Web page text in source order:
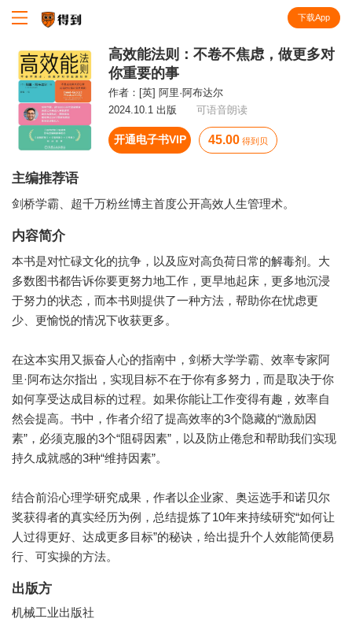
下载App
高效能法则：不卷不焦虑，做更多对
你重要的事
作者： [英] 阿里·阿布达尔
2024.10.1 出版
可语音朗读
开通电子书VIP 45.00 得到贝
主编推荐语
剑桥学霸、超千万粉丝博主首度公开高效人生管理术。
内容简介
本书是对忙碌文化的抗争，以及应对高负荷日常的解毒剂。大
多数图书都告诉你要更努力地工作，更早地起床，更多地沉浸
于努力的状态，而本书则提供了一种方法，帮助你在忧虑更
少、更愉悦的情况下收获更多。
在这本实用又振奋人心的指南中，剑桥大学学霸、效率专家阿
里·阿布达尔指出，实现目标不在于你有多努力，而是取决于你
如何享受达成目标的过程。如果你能让工作变得有趣，效率自
然会提高。书中，作者介绍了提高效率的3个隐藏的“激励因
素”，必须克服的3个“阻碍因素”，以及防止倦怠和帮助我们实现
持久成就感的3种“维持因素”。
结合前沿心理学研究成果，作者以企业家、奥运选手和诺贝尔
奖获得者的真实经历为例，总结提炼了10年来持续研究“如何让
人过得更好、达成更多目标”的秘诀，给出提升个人效能简便易
行、可实操的方法。
出版方
机械工业出版社